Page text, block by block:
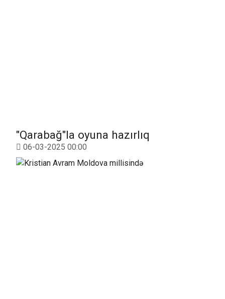
"Qarabağ"la oyuna hazırlıq
06-03-2025 00:00